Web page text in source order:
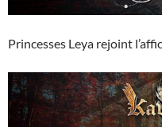
Princesses Leya rejoint